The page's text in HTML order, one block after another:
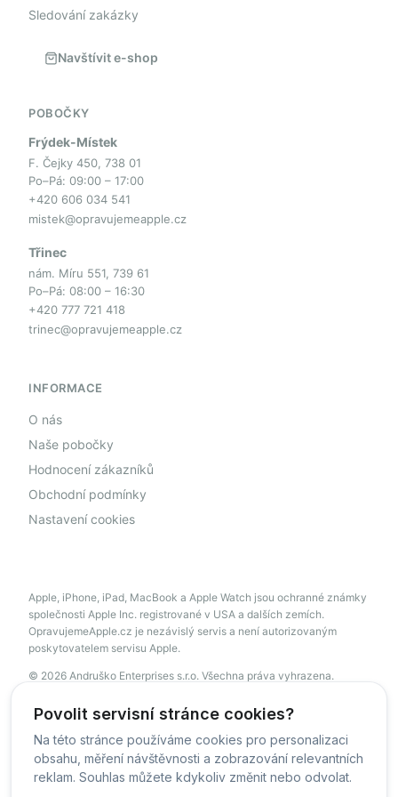
Povolit servisní stránce cookies?
Na této stránce používáme cookies pro personalizaci
obsahu, měření návštěvnosti a zobrazování relevantních
reklam. Souhlas můžete kdykoliv změnit nebo odvolat.
Sledování zakázky
Navštívit e-shop
POBOČKY
Frýdek-Místek
F. Čejky 450, 738 01
Po–Pá: 09:00 – 17:00
+420 606 034 541
mistek@opravujemeapple.cz
Třinec
nám. Míru 551, 739 61
Po–Pá: 08:00 – 16:30
+420 777 721 418
trinec@opravujemeapple.cz
INFORMACE
O nás
Naše pobočky
Hodnocení zákazníků
Obchodní podmínky
Nastavení cookies
Apple, iPhone, iPad, MacBook a Apple Watch jsou ochranné známky
společnosti Apple Inc. registrované v USA a dalších zemích.
OpravujemeApple.cz je nezávislý servis a není autorizovaným
poskytovatelem servisu Apple.
© 2026 Andruško Enterprises s.r.o. Všechna práva vyhrazena.
© OpravujemeApple - 2026 -Všechna práva vyhrazena.
Běžíme na
MyRepair.app